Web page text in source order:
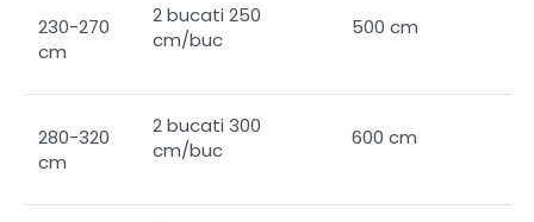
230-270
cm
2 bucati 250
cm/buc
500 cm
280-320
cm
2 bucati 300
cm/buc
600 cm